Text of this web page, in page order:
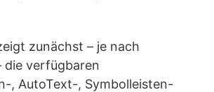
zunächst – je nach
die verfügbaren
, AutoText-, Symbolleisten-